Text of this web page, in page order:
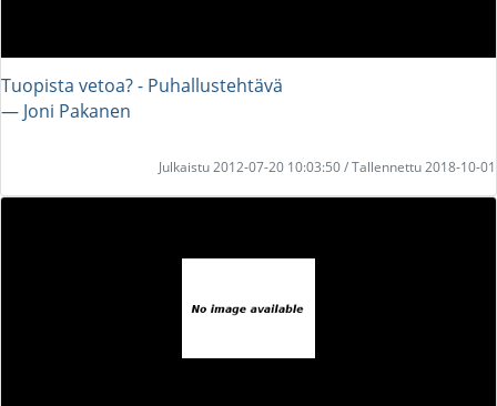
Tuopista vetoa? - Puhallustehtävä
― Joni Pakanen
Julkaistu 2012-07-20 10:03:50 / Tallennettu 2018-10-01